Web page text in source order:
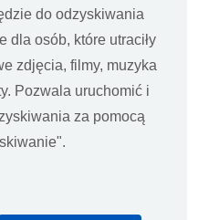
do odzyskiwania
dla osób, które utraciły
zdjęcia, filmy, muzyka
Pozwala uruchomić i
za pomocą